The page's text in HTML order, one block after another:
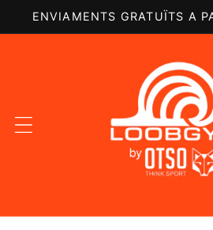
directamente
al contenido
ENVIAMENTS GRATUÏTS A